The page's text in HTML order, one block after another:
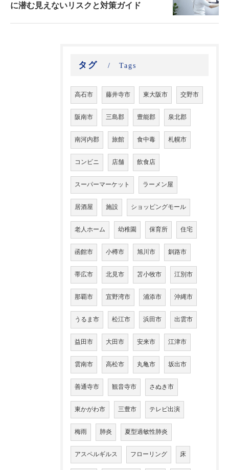
に潜む見えないリスクと対策ガイド
タグ Tags
高石市 藤井寺市 東大阪市 交野市
阪南市 三島郡 豊能郡 泉北郡
南河内郡 旅館 食中毒 札幌市
コンビニ 店舗 飲食店
スーパーマーケット ラーメン屋
居酒屋 施設 ショッピングモール
老人ホーム 幼稚園 保育所 住宅
函館市 小樽市 旭川市 釧路市
帯広市 北見市 苫小牧市 江別市
那覇市 宜野湾市 浦添市 沖縄市
うるま市 松江市 浜田市 出雲市
益田市 大田市 安来市 江津市
雲南市 高松市 丸亀市 坂出市
善通寺市 観音寺市 さぬき市
東かがわ市 三豊市 テレビ出演
梅雨 肺炎 夏型過敏性肺炎
アスペルギルス フローリング 床